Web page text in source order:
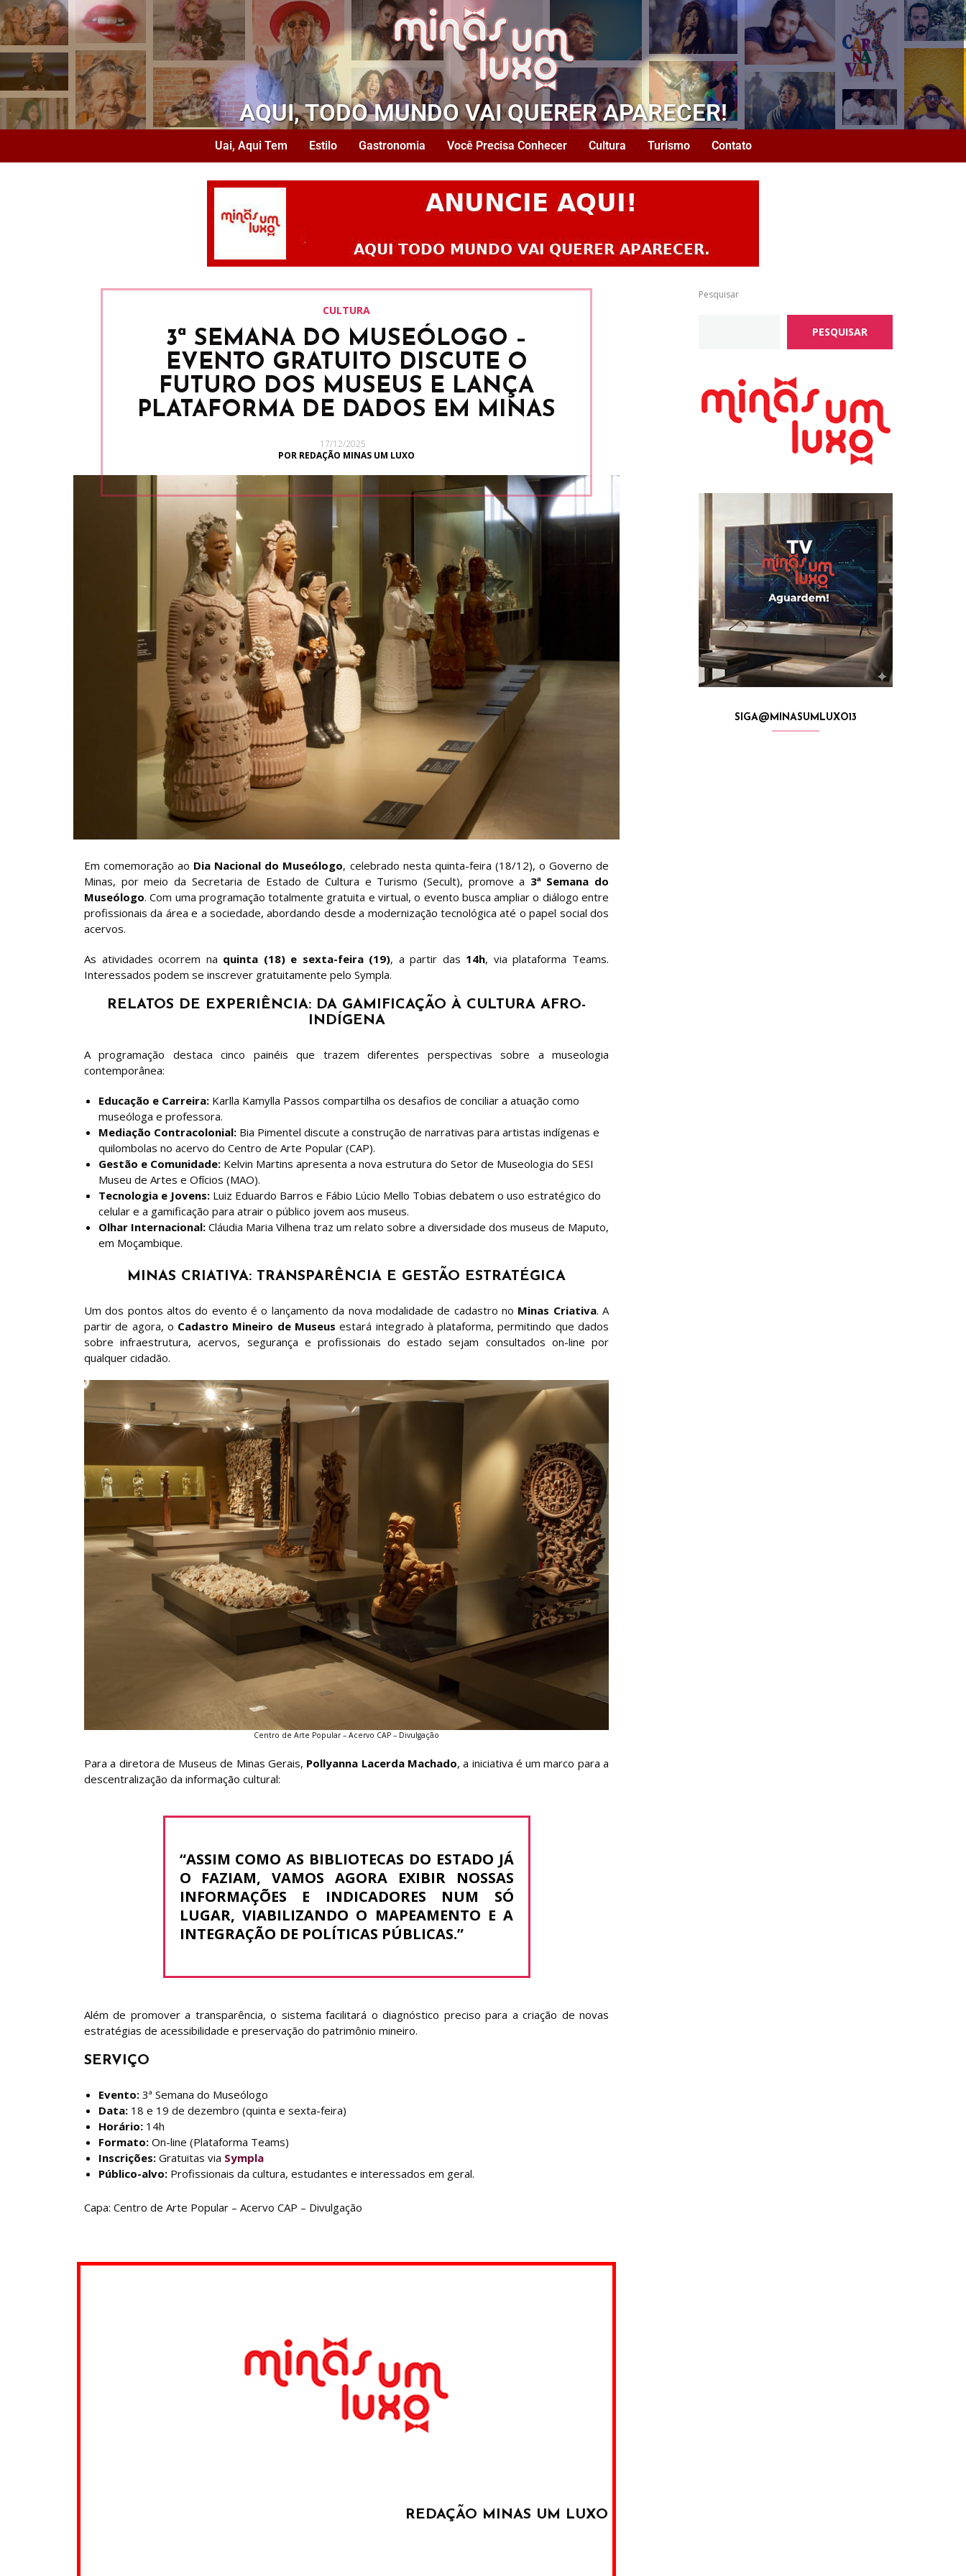
AQUI, TODO MUNDO VAI QUERER APARECER!
Uai, Aqui Tem Estilo Gastronomia Você Precisa Conhecer Cultura Turismo Contato
CULTURA
3ª SEMANA DO MUSEÓLOGO –
EVENTO GRATUITO DISCUTE O
FUTURO DOS MUSEUS E LANÇA
PLATAFORMA DE DADOS EM MINAS
17/12/2025
POR REDAÇÃO MINAS UM LUXO
Em comemoração ao Dia Nacional do Museólogo, celebrado nesta quinta-feira (18/12), o Governo de
Minas, por meio da Secretaria de Estado de Cultura e Turismo (Secult), promove a 3ª Semana do
Museólogo. Com uma programação totalmente gratuita e virtual, o evento busca ampliar o diálogo entre
profissionais da área e a sociedade, abordando desde a modernização tecnológica até o papel social dos
acervos.
As atividades ocorrem na quinta (18) e sexta-feira (19), a partir das 14h, via plataforma Teams.
Interessados podem se inscrever gratuitamente pelo Sympla.
RELATOS DE EXPERIÊNCIA: DA GAMIFICAÇÃO À CULTURA AFRO-
INDÍGENA
A programação destaca cinco painéis que trazem diferentes perspectivas sobre a museologia
contemporânea:
Educação e Carreira: Karlla Kamylla Passos compartilha os desafios de conciliar a atuação como
museóloga e professora.
Mediação Contracolonial: Bia Pimentel discute a construção de narrativas para artistas indígenas e
quilombolas no acervo do Centro de Arte Popular (CAP).
Gestão e Comunidade: Kelvin Martins apresenta a nova estrutura do Setor de Museologia do SESI
Museu de Artes e Ofícios (MAO).
Tecnologia e Jovens: Luiz Eduardo Barros e Fábio Lúcio Mello Tobias debatem o uso estratégico do
celular e a gamificação para atrair o público jovem aos museus.
Olhar Internacional: Cláudia Maria Vilhena traz um relato sobre a diversidade dos museus de Maputo,
em Moçambique.
MINAS CRIATIVA: TRANSPARÊNCIA E GESTÃO ESTRATÉGICA
Um dos pontos altos do evento é o lançamento da nova modalidade de cadastro no Minas Criativa. A
partir de agora, o Cadastro Mineiro de Museus estará integrado à plataforma, permitindo que dados
sobre infraestrutura, acervos, segurança e profissionais do estado sejam consultados on-line por
qualquer cidadão.
Centro de Arte Popular – Acervo CAP – Divulgação
Para a diretora de Museus de Minas Gerais, Pollyanna Lacerda Machado, a iniciativa é um marco para a
descentralização da informação cultural:
“ASSIM COMO AS BIBLIOTECAS DO ESTADO JÁ
O FAZIAM, VAMOS AGORA EXIBIR NOSSAS
INFORMAÇÕES E INDICADORES NUM SÓ
LUGAR, VIABILIZANDO O MAPEAMENTO E A
INTEGRAÇÃO DE POLÍTICAS PÚBLICAS.”
Além de promover a transparência, o sistema facilitará o diagnóstico preciso para a criação de novas
estratégias de acessibilidade e preservação do patrimônio mineiro.
SERVIÇO
Evento: 3ª Semana do Museólogo
Data: 18 e 19 de dezembro (quinta e sexta-feira)
Horário: 14h
Formato: On-line (Plataforma Teams)
Inscrições: Gratuitas via Sympla
Público-alvo: Profissionais da cultura, estudantes e interessados em geral.
Capa: Centro de Arte Popular – Acervo CAP – Divulgação
REDAÇÃO MINAS UM LUXO
Pesquisar
PESQUISAR
SIGA@MINASUMLUXO13